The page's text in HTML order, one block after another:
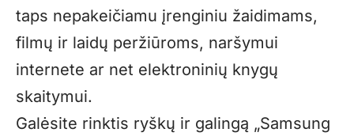
taps nepakeičiamu įrenginiu žaidimams,
filmų ir laidų peržiūroms, naršymui
internete ar net elektroninių knygų
skaitymui.
Galėsite rinktis ryškų ir galingą „Samsung